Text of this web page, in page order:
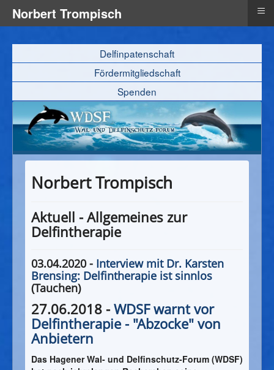
Delfinpatenschaft
Fördermitgliedschaft
Spenden
Norbert Trompisch
Aktuell - Allgemeines zur
Delfintherapie
03.04.2020 - Interview mit Dr. Karsten
Brensing: Delfintherapie ist sinnlos
(Tauchen)
27.06.2018 - WDSF warnt vor
Delfintherapie - "Abzocke" von
Anbietern
Das Hagener Wal- und Delfinschutz-Forum (WDSF)
Norbert Trompisch ≡